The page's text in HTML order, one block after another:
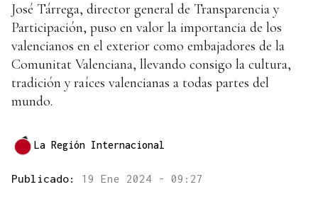
José Tárrega, director general de Transparencia y
Participación, puso en valor la importancia de los
valencianos en el exterior como embajadores de la
Comunitat Valenciana, llevando consigo la cultura,
tradición y raíces valencianas a todas partes del
mundo.
La Región Internacional
Publicado: 19 Ene 2024 - 09:27